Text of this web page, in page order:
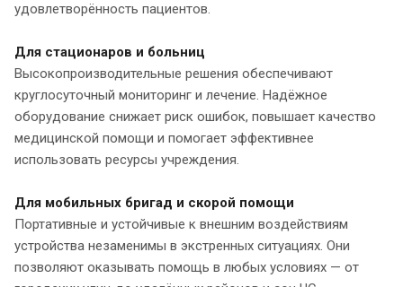
удовлетворённость пациентов.
Для стационаров и больниц
Высокопроизводительные решения обеспечивают
круглосуточный мониторинг и лечение. Надёжное
оборудование снижает риск ошибок, повышает качество
медицинской помощи и помогает эффективнее
использовать ресурсы учреждения.
Для мобильных бригад и скорой помощи
Портативные и устойчивые к внешним воздействиям
устройства незаменимы в экстренных ситуациях. Они
позволяют оказывать помощь в любых условиях — от